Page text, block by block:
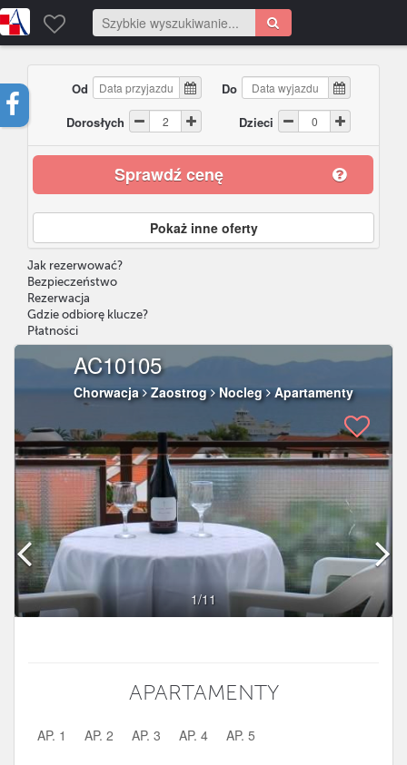
Od
Do
Dorosłych
Dzieci
Sprawdź cenę
Pokaż inne oferty
Jak rezerwować?
Bezpieczeństwo
Rezerwacja
Gdzie odbiorę klucze?
Płatności
AC10105
Chorwacja Zaostrog Nocleg Apartamenty
1/11
APARTAMENTY
AP. 1 AP. 2 AP. 3 AP. 4 AP. 5